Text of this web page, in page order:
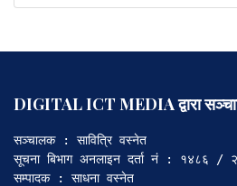
DIGITAL ICT MEDIA द्वारा
सञ्चालक : सावित्रि वस्नेत
सूचना बिभाग अनलाइन दर्ता नं : १४८६ /
सम्पादक : साधना वस्नेत